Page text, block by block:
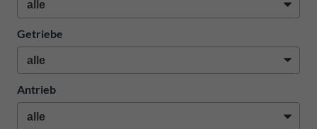
Getriebe
Antrieb